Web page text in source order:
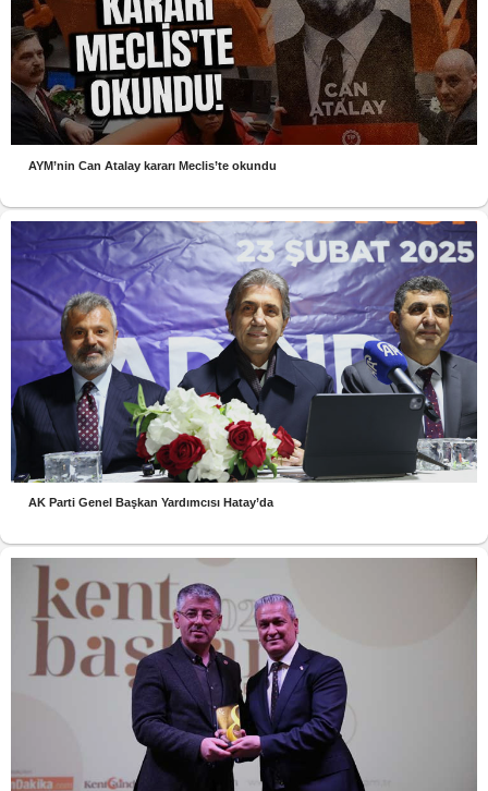
AYM’nin Can Atalay kararı Meclis’te okundu
AK Parti Genel Başkan Yardımcısı Hatay’da